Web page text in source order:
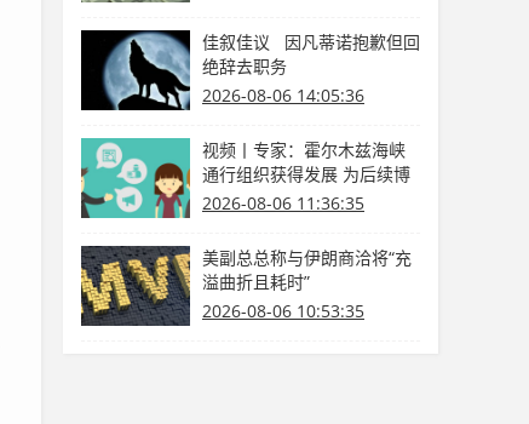
佳叙佳议 因凡蒂诺抱歉但回
绝辞去职务
2026-08-06 14:05:36
视频丨专家：霍尔木兹海峡
通行组织获得发展 为后续博
弈供给缓冲期
2026-08-06 11:36:35
美副总总称与伊朗商洽将“充
溢曲折且耗时”
2026-08-06 10:53:35